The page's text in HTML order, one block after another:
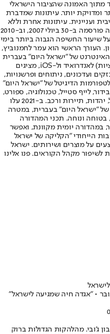
מתוך האמונה שהציבור הישראלי
ומדויקת יותר. עיתונות שמדברת
ועניינית. עיתונות אחרת וללא
תשלום. המהדורה המודפסת הראשונה פורסמה ב-30 ביולי 2007, וב-2010
שיעור החשיפה הגבוה ביותר בימי
העורך הראשי הוא עמר לחמנוביץ,
של "ישראל היום" בעברית
ובאנגלית, כמו כן היישומונים (אפליקציות) לאנדרואיד ול-iOS, מציגים
ועדכונים, ניתוחים ופרשנויות,
הדיגיטל של "ישראל היום"
לייף סטייל, טכנולוגיה, ספורט,
כלכלה וצרכנות, בריאות, חיילים, אוכל, יהדות, תיירות ורכב. ב-2021 עלו
"ישראל היום" בעברית, במטרה
בטוחה ונוחה. תכני המהדורה
במהדורה יומית מקוונת, ואפשר
הייחודי "הקליקה של ישראל
על מוצרים ושירותים. ישראל
לשיפור מקהל הקוראים. פנו אלינו
• "אגדה חיה שמגיעה לישראל"
ג'ובי. מהלהקות הגדולות ברוק